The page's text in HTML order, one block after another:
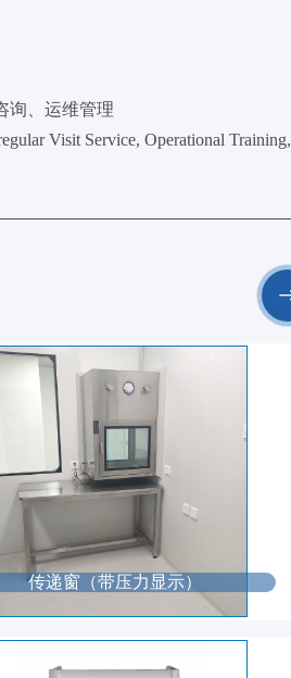
询、运维管理
Visit Service, Operational Training,
传递窗（带压力显示）